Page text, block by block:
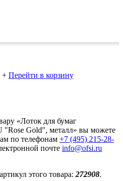
+ Перейти в корзину
«Лоток для бумаг
"Rose Gold", металл» вы можете
по телефонам +7 (495) 215-28-
почте info@ofsi.ru
этого товара:272908.